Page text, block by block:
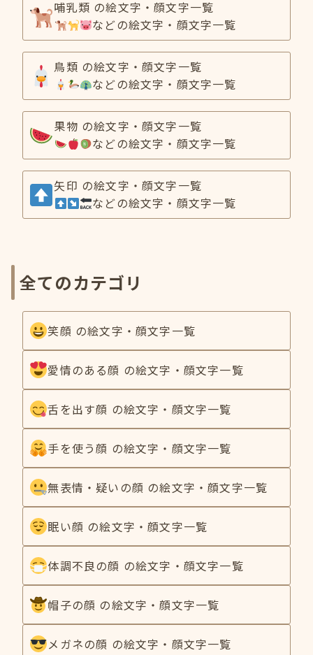
哺乳類 の絵文字・顔文字一覧
などの絵文字・顔文字一覧
鳥類 の絵文字・顔文字一覧
などの絵文字・顔文字一覧
果物 の絵文字・顔文字一覧
などの絵文字・顔文字一覧
矢印 の絵文字・顔文字一覧
などの絵文字・顔文字一覧
全てのカテゴリ
笑顔 の絵文字・顔文字一覧
愛情のある顔 の絵文字・顔文字一覧
舌を出す顔 の絵文字・顔文字一覧
手を使う顔 の絵文字・顔文字一覧
無表情・疑いの顔 の絵文字・顔文字一覧
眠い顔 の絵文字・顔文字一覧
体調不良の顔 の絵文字・顔文字一覧
帽子の顔 の絵文字・顔文字一覧
メガネの顔 の絵文字・顔文字一覧